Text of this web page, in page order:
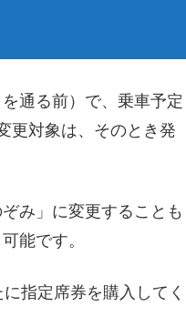
通る前）で、乗車予定
更対象は、そのとき発
み」に変更することも
能です。
指定席券を購入してく